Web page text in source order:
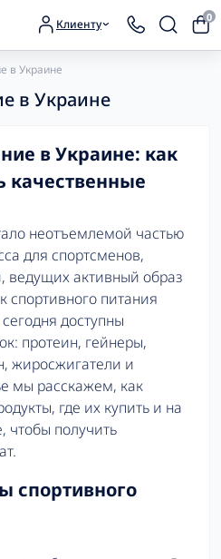
Клиенту 0
в Украине
в Украине
в Украине: как
качественные
неотъемлемой частью
для спортсменов,
ведущих активный образ
спортивного питания
доступны
протеин, гейнеры,
жиросжигатели и
мы расскажем, как
где их купить и на
чтобы получить
спортивного